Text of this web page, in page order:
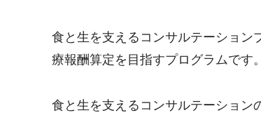
食と生を支えるコンサルテーション
療報酬算定を目指すプログラムです。
食と生を支えるコンサルテーション